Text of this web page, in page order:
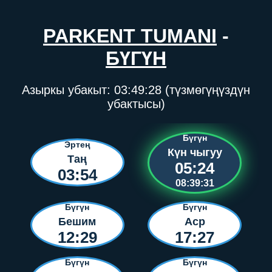
PARKENT TUMANI -
БҮГҮН
Азыркы убакыт: 03:49:28 (түзмөгүңүздүн
убактысы)
Эртең
Таң
03:54
Бүгүн
Күн чыгуу
05:24
08:39:31
Бүгүн
Бешим
12:29
Бүгүн
Аср
17:27
Бүгүн Бүгүн